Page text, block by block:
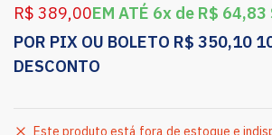
R$ 389,00EM ATÉ 6x de R$ 64,83
POR PIX OU BOLETO R$ 350,10
DESCONTO
Este produto está fora de estoque e